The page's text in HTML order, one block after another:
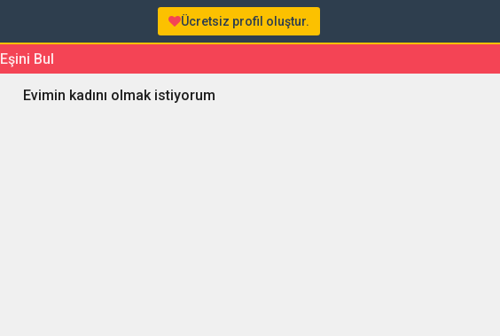
Ücretsiz profil oluştur.
Eşini Bul
Evimin kadını olmak istiyorum